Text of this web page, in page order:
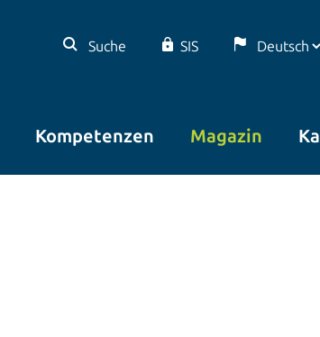
Suche SIS
Kompetenzen Magazin